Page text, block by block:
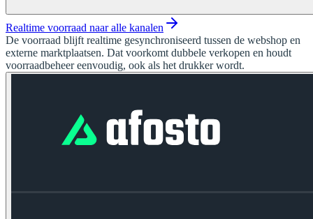
Realtime voorraad naar alle kanalen
De voorraad blijft realtime gesynchroniseerd tussen de webshop en
externe marktplaatsen. Dat voorkomt dubbele verkopen en houdt
voorraadbeheer eenvoudig, ook als het drukker wordt.